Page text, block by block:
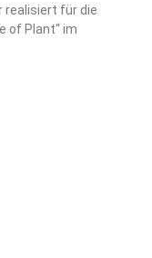
realisiert für die
of Plant“ im